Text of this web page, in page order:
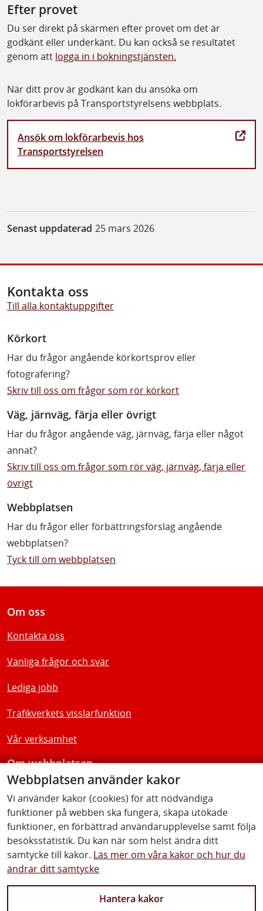
Efter provet
Du ser direkt på skärmen efter provet om det är
godkänt eller underkänt. Du kan också se resultatet
genom att logga in i bokningstjänsten.
När ditt prov är godkänt kan du ansöka om
lokförarbevis på Transportstyrelsens webbplats.
Ansök om lokförarbevis hos
Transportstyrelsen
Senast uppdaterad 25 mars 2026
Webbplatsen använder kakor
Vi använder kakor (cookies) för att nödvändiga
funktioner på webben ska fungera, skapa utökade
funktioner, en förbättrad användarupplevelse samt följa
besöksstatistik. Du kan när som helst ändra ditt
samtycke till kakor. Läs mer om våra kakor och hur du
ändrar ditt samtycke
Hantera kakor
Kontakta oss
Till alla kontaktuppgifter
Körkort
Har du frågor angående körkortsprov eller
fotografering?
Skriv till oss om frågor som rör körkort
Väg, järnväg, färja eller övrigt
Har du frågor angående väg, järnväg, färja eller något
annat?
Skriv till oss om frågor som rör väg, järnväg, färja eller
övrigt
Webbplatsen
Har du frågor eller förbättringsförslag angående
webbplatsen?
Tyck till om webbplatsen
Om oss
Kontakta oss
Vanliga frågor och svar
Lediga jobb
Trafikverkets visslarfunktion
Vår verksamhet
Om webbplatsen
Tillgänglighetsredogörelse
Följ oss
Facebook Youtube